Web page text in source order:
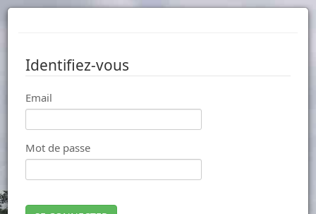
Identifiez-vous
Email
Mot de passe